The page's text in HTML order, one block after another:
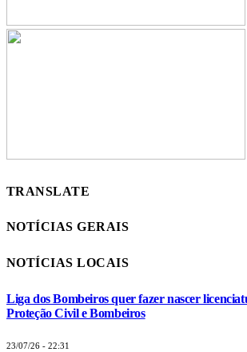
TRANSLATE
NOTÍCIAS GERAIS
NOTÍCIAS LOCAIS
Liga dos Bombeiros quer fazer nascer
Proteção Civil e Bombeiros
23/07/26 - 22:31